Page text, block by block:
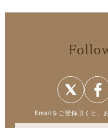
Emailをご登録頂くと、